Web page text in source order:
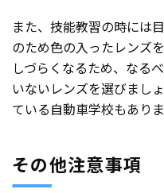
また、技能教習の時には
のため色の入ったレンズ
しづらくなるため、なる
いないレンズを選びまし
ている自動車学校もあり
その他注意事項